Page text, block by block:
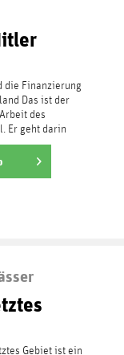
die Finanzierung
Das ist der
des
Er geht darin
Gebiet ist ein